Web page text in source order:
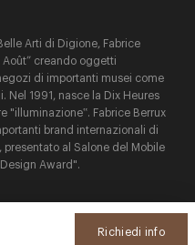
Arti di Digione, Fabrice
Août” creando oggetti
di importanti musei come
Nel 1991, nasce la Dix Heures
"illuminazione‟. Fabrice Berrux
brand internazionali di
presentato al Salone del Mobile
Award".
Richiedi info